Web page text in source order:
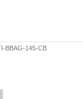
BBAG-145-CB